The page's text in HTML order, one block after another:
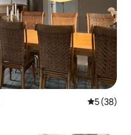
Note
5 (38)